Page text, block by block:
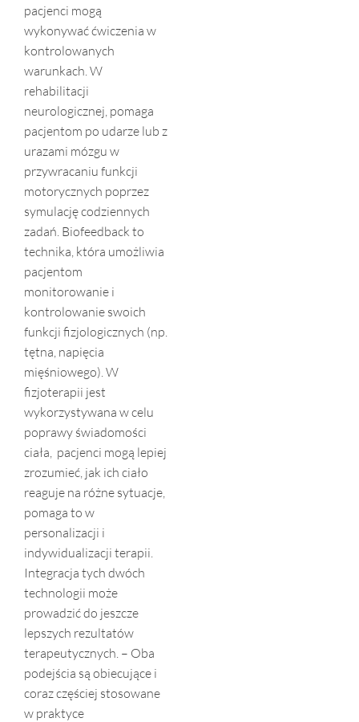
pacjenci mogą
wykonywać ćwiczenia w
kontrolowanych
warunkach. W
rehabilitacji
neurologicznej, pomaga
pacjentom po udarze lub z
urazami mózgu w
przywracaniu funkcji
motorycznych poprzez
symulację codziennych
zadań. Biofeedback to
technika, która umożliwia
pacjentom
monitorowanie i
kontrolowanie swoich
funkcji fizjologicznych (np.
tętna, napięcia
mięśniowego). W
fizjoterapii jest
wykorzystywana w celu
poprawy świadomości
ciała, pacjenci mogą lepiej
zrozumieć, jak ich ciało
reaguje na różne sytuacje,
pomaga to w
personalizacji i
indywidualizacji terapii.
Integracja tych dwóch
technologii może
prowadzić do jeszcze
lepszych rezultatów
terapeutycznych. – Oba
podejścia są obiecujące i
coraz częściej stosowane
w praktyce